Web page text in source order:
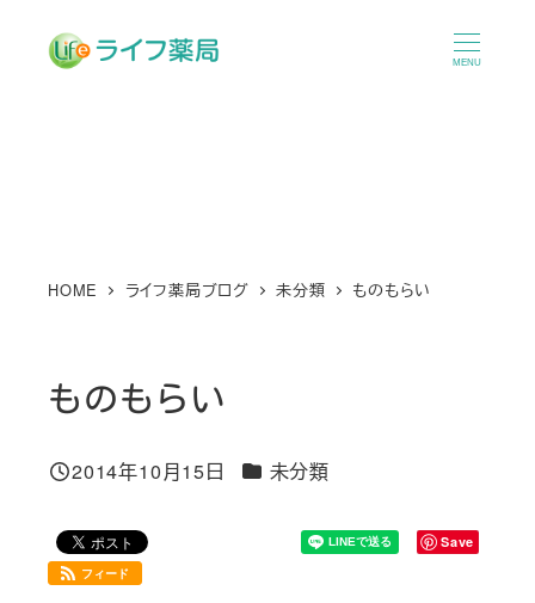
MENU
HOME ライフ薬局ブログ 未分類 ものもらい
ものもらい
投稿日
2014年10月15日 カテゴリー
未分類
Save
フィード